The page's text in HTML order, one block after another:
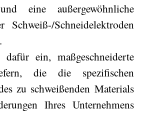
eine außergewöhnliche
Schweiß-/Schneidelektroden
ein, maßgeschneiderte
die die spezifischen
zu schweißenden Materials
Ihres Unternehmens